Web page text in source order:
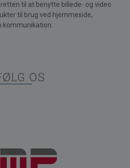
til at benytte billede- og video
til brug ved hjemmeside,
kommunikation.
OS